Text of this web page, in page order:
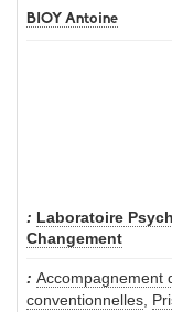
BIOY Antoine
Laboratoire
Changement
Accompagnement
conventionnelles,